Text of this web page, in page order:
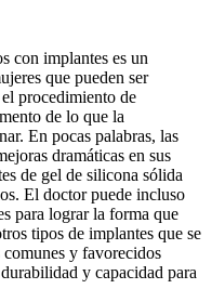
con implantes es un
que pueden ser
procedimiento de
de lo que la
En pocas palabras, las
dramáticas en sus
de gel de silicona sólida
El doctor puede incluso
para lograr la forma que
tipos de implantes que se
y favorecidos
y capacidad para